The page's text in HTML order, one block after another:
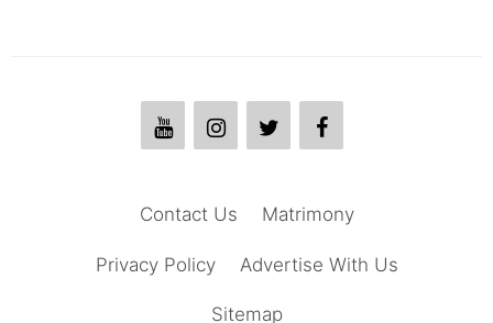
Matrimony
Contact Us
Advertise With Us
Privacy Policy
Sitemap